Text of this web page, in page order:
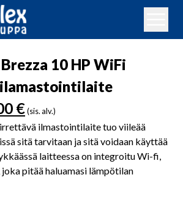
10 HP WiFi
€Nykyinen
hinta
on:
695,00 €.
(sis. alv.)
ilmastointilaite tuo viileää
sitä tarvitaan ja sitä voidaan käyttää
laitteessa on integroitu Wi-fi,
pitää haluamasi lämpötilan